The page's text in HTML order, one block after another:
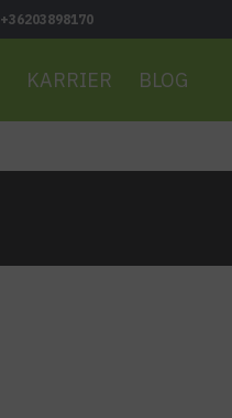
+36203898170
KARRIER BLOG